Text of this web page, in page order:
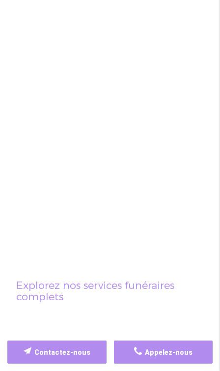
Explorez nos services funéraires
complets
Appelez-nous
Contactez-nous